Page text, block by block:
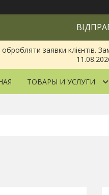
заявки клієнтів.
ТОВАРЫ И УСЛУГИ